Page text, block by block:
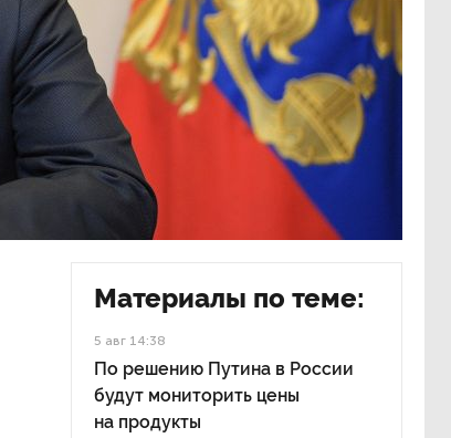
Материалы по теме:
5 авг 14:38
По решению Путина в России
будут мониторить цены
на продукты